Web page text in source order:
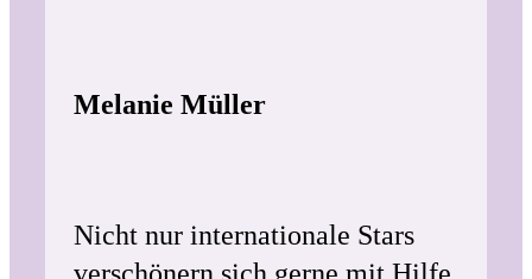
Melanie Müller
Nicht nur internationale Stars